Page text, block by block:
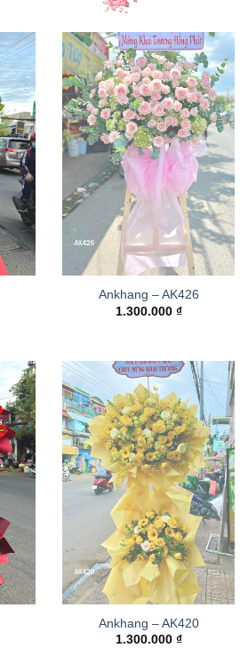
Ankhang – AK426
1.300.000 ₫
Ankhang – AK420
1.300.000 ₫